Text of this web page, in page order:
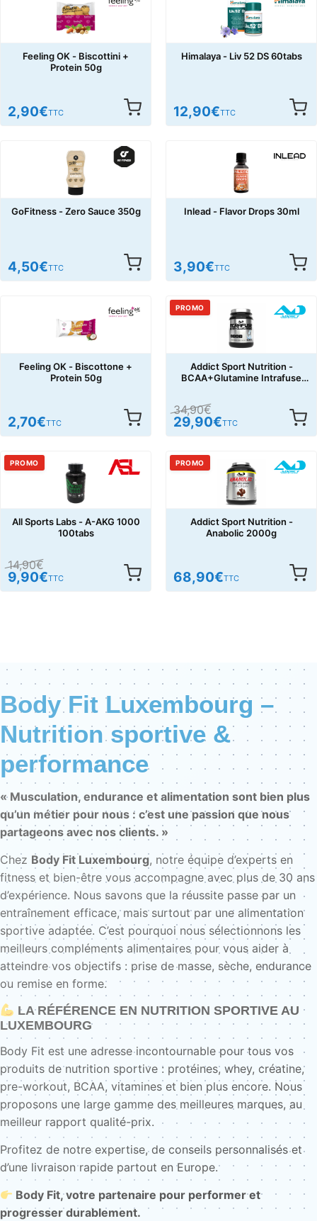
Feeling OK - Biscottini +
Protein 50g
2,90€TTC
Himalaya - Liv 52 DS 60tabs
12,90€TTC
GoFitness - Zero Sauce 350g
4,50€TTC
Inlead - Flavor Drops 30ml
3,90€TTC
Feeling OK - Biscottone +
Protein 50g
2,70€TTC
PROMO
Addict Sport Nutrition -
BCAA+Glutamine Intrafuse
34,90€
29,90€TTC
PROMO
All Sports Labs - A-AKG 1000
100tabs
14,90€
9,90€TTC
PROMO
Addict Sport Nutrition -
Anabolic 2000g
68,90€TTC
Body Fit Luxembourg –
Nutrition sportive &
performance
« Musculation, endurance et alimentation sont bien plus
qu’un métier pour nous : c’est une passion que nous
partageons avec nos clients. »
Chez Body Fit Luxembourg, notre équipe d’experts en
fitness et bien-être vous accompagne avec plus de 30 ans
d’expérience. Nous savons que la réussite passe par un
entraînement efficace, mais surtout par une alimentation
sportive adaptée. C’est pourquoi nous sélectionnons les
meilleurs compléments alimentaires pour vous aider à
atteindre vos objectifs : prise de masse, sèche, endurance
ou remise en forme.
LA RÉFÉRENCE EN NUTRITION SPORTIVE AU
LUXEMBOURG
Body Fit est une adresse incontournable pour tous vos
produits de nutrition sportive : protéines, whey, créatine,
pre-workout, BCAA, vitamines et bien plus encore. Nous
proposons une large gamme des meilleures marques, au
meilleur rapport qualité-prix.
Profitez de notre expertise, de conseils personnalisés et
d’une livraison rapide partout en Europe.
Body Fit, votre partenaire pour performer et
progresser durablement.